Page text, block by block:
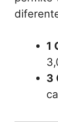
1
3